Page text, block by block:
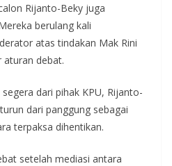
Rijanto-Beky juga
berulang kali
atas tindakan Mak Rini
aturan debat.
dari pihak KPU, Rijanto-
dari panggung sebagai
terpaksa dihentikan.
setelah mediasi antara